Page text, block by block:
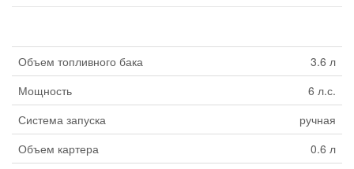
Объем топливного бака
3.6 л
Мощность
6 л.с.
Система запуска
ручная
Объем картера
0.6 л